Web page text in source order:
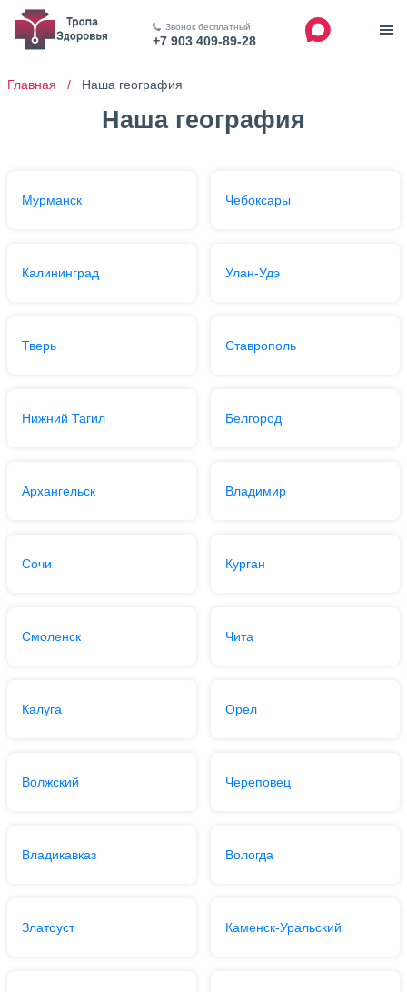
Звонок бесплатный
+7 903 409-89-28
Главная / Наша география
Наша география
Мурманск Чебоксары
Калининград Улан-Удэ
Тверь Ставрополь
Нижний Тагил Белгород
Архангельск Владимир
Сочи Курган
Смоленск Чита
Калуга Орёл
Волжский Череповец
Владикавказ Вологда
Златоуст Каменск-Уральский